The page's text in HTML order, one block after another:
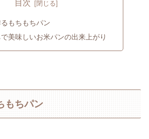
目次
もちもちパン
美味しいお米パンの出来上がり
もちパン